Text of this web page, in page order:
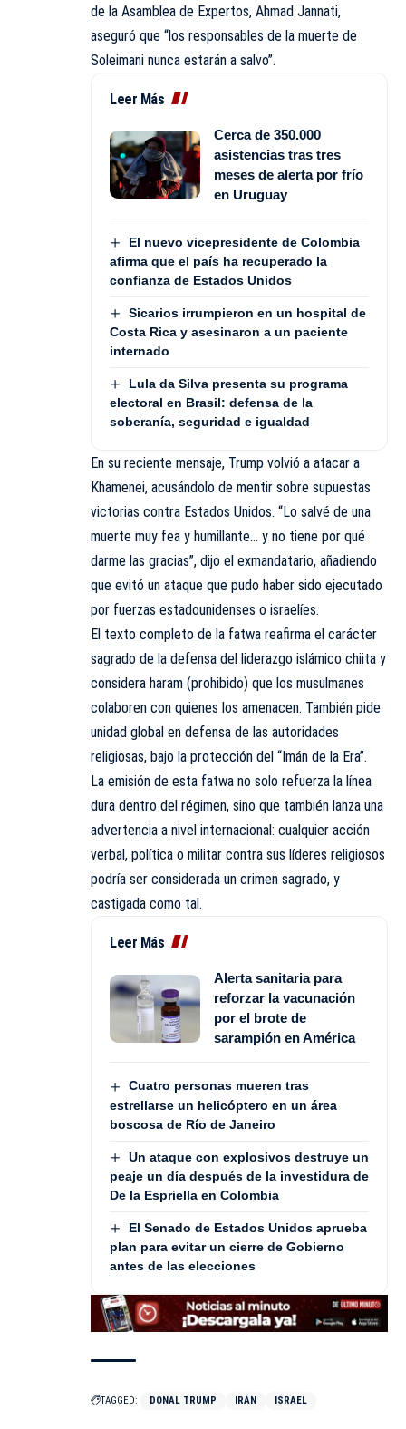
de la Asamblea de Expertos, Ahmad Jannati,
aseguró que “los responsables de la muerte de
Soleimani nunca estarán a salvo”.
Leer Más
Cerca de 350.000
asistencias tras tres
meses de alerta por frío
en Uruguay
El nuevo vicepresidente de Colombia
afirma que el país ha recuperado la
confianza de Estados Unidos
Sicarios irrumpieron en un hospital de
Costa Rica y asesinaron a un paciente
internado
Lula da Silva presenta su programa
electoral en Brasil: defensa de la
soberanía, seguridad e igualdad
En su reciente mensaje, Trump volvió a atacar a
Khamenei, acusándolo de mentir sobre supuestas
victorias contra Estados Unidos. “Lo salvé de una
muerte muy fea y humillante… y no tiene por qué
darme las gracias”, dijo el exmandatario, añadiendo
que evitó un ataque que pudo haber sido ejecutado
por fuerzas estadounidenses o israelíes.
El texto completo de la fatwa reafirma el carácter
sagrado de la defensa del liderazgo islámico chiita y
considera haram (prohibido) que los musulmanes
colaboren con quienes los amenacen. También pide
unidad global en defensa de las autoridades
religiosas, bajo la protección del “Imán de la Era”.
La emisión de esta fatwa no solo refuerza la línea
dura dentro del régimen, sino que también lanza una
advertencia a nivel internacional: cualquier acción
verbal, política o militar contra sus líderes religiosos
podría ser considerada un crimen sagrado, y
castigada como tal.
Leer Más
Alerta sanitaria para
reforzar la vacunación
por el brote de
sarampión en América
Cuatro personas mueren tras
estrellarse un helicóptero en un área
boscosa de Río de Janeiro
Un ataque con explosivos destruye un
peaje un día después de la investidura de
De la Espriella en Colombia
El Senado de Estados Unidos aprueba
plan para evitar un cierre de Gobierno
antes de las elecciones
TAGGED: DONAL TRUMP IRÁN ISRAEL